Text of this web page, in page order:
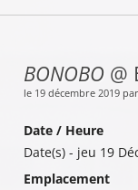
BONOBO @
le 19 décembre 2019
Date / Heure
Date(s) - jeu 19
Emplacement